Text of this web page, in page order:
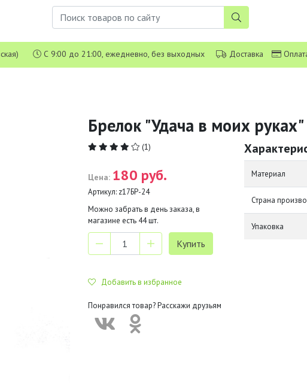
С 9:00 до 21:00, ежедневно, без выходных Доставка
Брелок "Удача в моих руках"
(1)
Цена: 180 руб.
Артикул: z17БР-24
Можно забрать в день заказа, в
магазине есть 44шт.
Добавить в избранное
Понравился товар? Расскажи друзьям
Материал
Страна
Упаковка